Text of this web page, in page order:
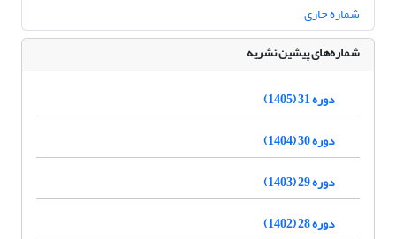
شماره جاری
شماره‌های پیشین نشریه
دوره 31 (1405)
دوره 30 (1404)
دوره 29 (1403)
دوره 28 (1402)